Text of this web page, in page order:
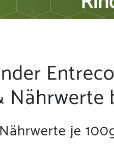
Nährwerte
Nährwerte je